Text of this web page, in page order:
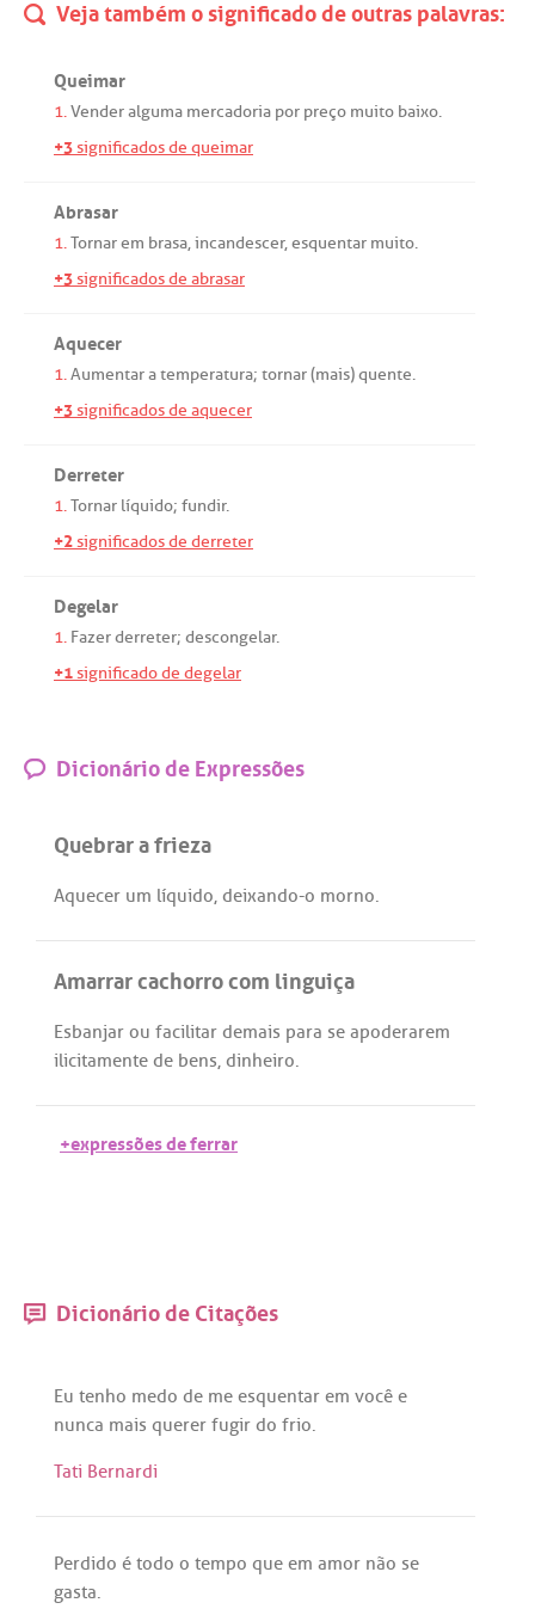
Veja também o significado de outras palavras:
Queimar
1.Venderalguma mercadoria por preço muito baixo.
+3significados de queimar
Abrasar
1.Tornarem brasa,incandescer,esquentar muito.
+3significados de abrasar
Aquecer
1.Aumentaratemperatura; tornar(mais)quente.
+3significados de aquecer
Derreter
1.Tornar líquido; fundir.
+2significados de derreter
Degelar
1. Fazerderreter; descongelar.
+1significado de degelar
Dicionário de Expressões
Quebrar a frieza
Aquecer um líquido, deixando-o morno.
Amarrar cachorro com linguiça
Esbanjar ou facilitar demais para se apoderarem
ilicitamente de bens, dinheiro.
+expressões de ferrar
Dicionário de Citações
Eu tenho medo de me esquentar em você e
nunca mais querer fugir do frio.
Tati Bernardi
Perdido é todo o tempo que em amor não se
gasta.